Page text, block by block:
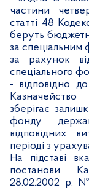
частини
статті 48
беруть
за
за рахунок
спеціального
- відповідно
зберігає
фонду
відповідних
періоді з
На підставі
постанови
28.02.2002 р.